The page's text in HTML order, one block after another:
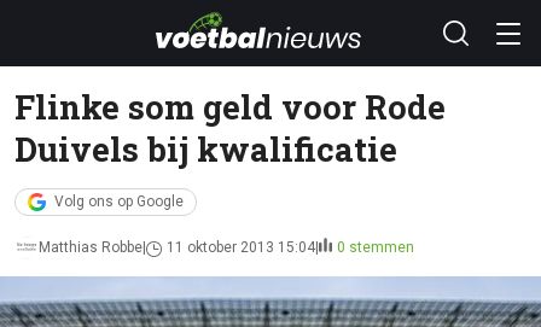
Flinke som geld voor Rode
Duivels bij kwalificatie
Volg ons op Google
Matthias Robbe 11 oktober 2013 15:04 0 stemmen